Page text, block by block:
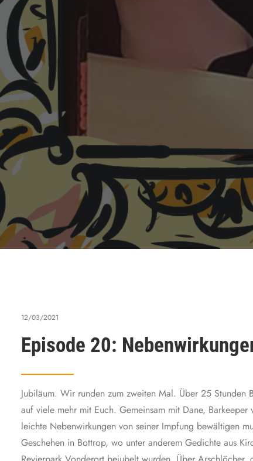
12/03/2021
Episode 20:
Jubiläum. Wir runden zum zweiten Mal. Über 25
auf viele mehr mit Euch. Gemeinsam mit Dane,
leichte Nebenwirkungen von seiner Impfung bewältigen
Geschehen in Bottrop, wo unter anderem Gedichte aus